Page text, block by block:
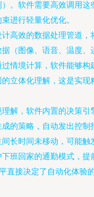
。软件需要高效调用这
进行轻量化优化。
高效的数据处理管道，
（图像、语音、温度、
情境计算，软件能够构
立体化理解，这是实现
解，软件内置的决策引
的策略，自动发出控制
长时间未移动，可能触
班回家的通勤模式，提
直接决定了自动化体验